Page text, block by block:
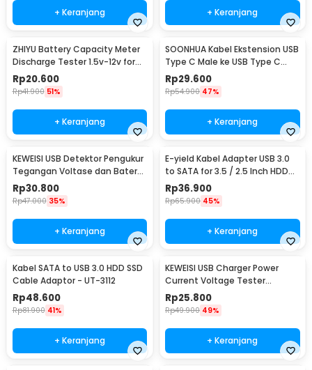
+ Keranjang + Keranjang
ZHIYU Battery Capacity Meter
Discharge Tester 1.5v-12v for
18650 - HW-586
Rp20.600
Rp41.900 51%
+ Keranjang
SOONHUA Kabel Ekstension USB
Type C Male ke USB Type C
Female 100cm - 8196
Rp29.600
Rp54.900 47%
+ Keranjang
KEWEISI USB Detektor Pengukur
Tegangan Voltase dan Baterai
Tester - KWS-V20
Rp30.800
Rp47.000 35%
+ Keranjang
E-yield Kabel Adapter USB 3.0
to SATA for 3.5 / 2.5 Inch HDD
SSD 40cm - ZD0004
Rp36.900
Rp65.900 45%
+ Keranjang
Kabel SATA to USB 3.0 HDD SSD
Cable Adaptor - UT-3112
Rp48.600
Rp81.900 41%
+ Keranjang
KEWEISI USB Charger Power
Current Voltage Tester
Detector 3-20V 0-3A - KWS-
10VA
Rp25.800
Rp49.900 49%
+ Keranjang